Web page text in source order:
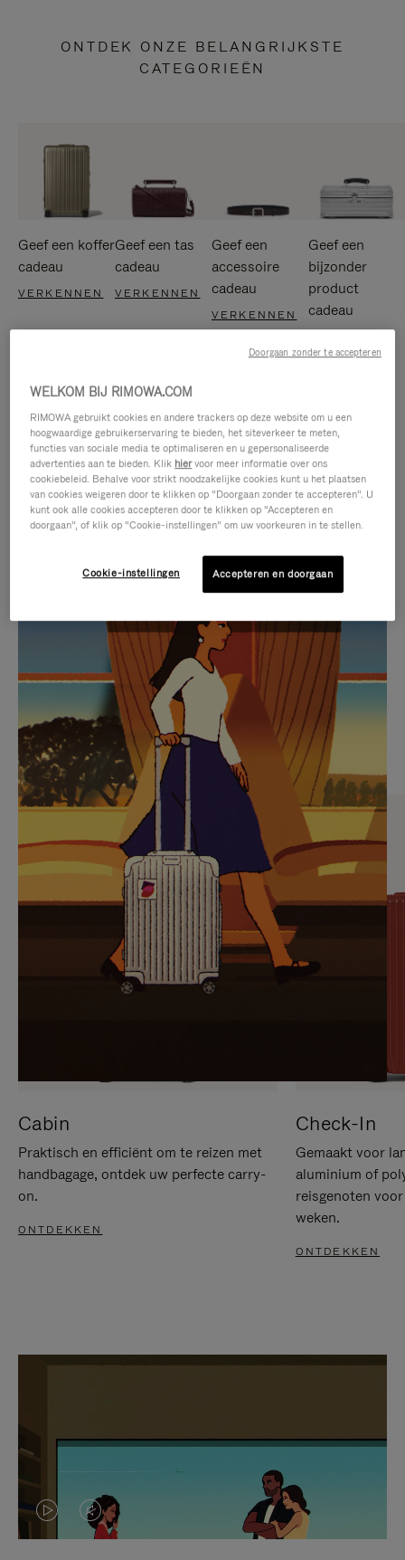
ONTDEK ONZE BELANGRIJKSTE
CATEGORIEËN
Geef een koffer
cadeau
VERKENNEN
Geef een tas
cadeau
VERKENNEN
Geef een
accessoire
cadeau
VERKENNEN
Geef een
bijzonder
product
cadeau
IS
NIET
GEPAUZEERD,
DRUK
OP
OM
TE
PAUZEREN
GELUID
VAN
DE
VIDEO
IS
UITGESCHAKELD.
DRUK
HIER
OM
HET
DEMPEN
OP
SELECTIE VAN GESCHENKEN
Ontdek de perfecte metgezel
voor elke reis
Cabin
Praktisch en efficiënt om te reizen met
handbagage, ontdek uw perfecte carry-
on.
ONTDEKKEN
Check-In
Gemaakt voor
aluminium of
reisgenoten
weken.
ONTDEKKEN
VIDEO
HET
WELKOM BIJ RIMOWA.COM
RIMOWA gebruikt cookies en andere trackers op deze website om u een
hoogwaardige gebruikerservaring te bieden, het siteverkeer te meten,
functies van sociale media te optimaliseren en u gepersonaliseerde
advertenties aan te bieden. Klik hiervoor meer informatie over ons
cookiebeleid. Behalve voor strikt noodzakelijke cookies kunt u het plaatsen
van cookies weigeren door te klikken op “Doorgaan zonder te accepteren”. U
kunt ook alle cookies accepteren door te klikken op “Accepteren en
doorgaan”, of klik op “Cookie-instellingen” om uw voorkeuren in te stellen.
Cookie-instellingen Accepteren en doorgaan
Doorgaan zonder te accepteren